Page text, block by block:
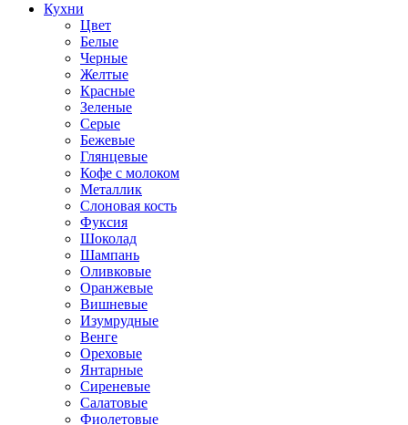
Кухни
Цвет
Белые
Черные
Желтые
Красные
Зеленые
Серые
Бежевые
Глянцевые
Кофе с молоком
Металлик
Слоновая кость
Фуксия
Шоколад
Шампань
Оливковые
Оранжевые
Вишневые
Изумрудные
Венге
Ореховые
Янтарные
Сиреневые
Салатовые
Фиолетовые